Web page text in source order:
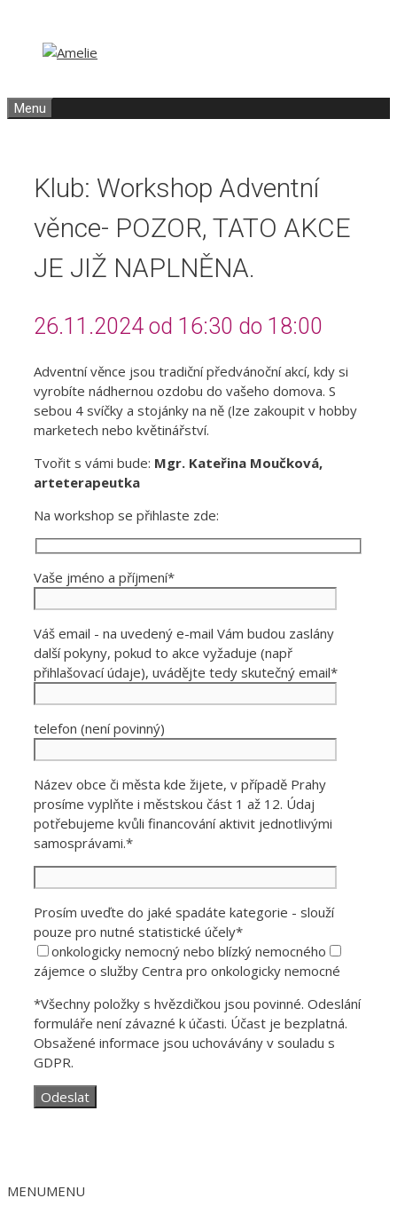
obsah
obsah
Menu
Klub: Workshop Adventní
věnce- POZOR, TATO AKCE
JE JIŽ NAPLNĚNA.
26.11.2024 od 16:30 do 18:00
Adventní věnce jsou tradiční předvánoční akcí, kdy si
vyrobíte nádhernou ozdobu do vašeho domova. S
sebou 4 svíčky a stojánky na ně (lze zakoupit v hobby
marketech nebo květinářství.
Tvořit s vámi bude: Mgr. Kateřina Moučková,
arteterapeutka
Na workshop se přihlaste zde:
Vaše jméno a příjmení*
Váš email - na uvedený e-mail Vám budou zaslány
další pokyny, pokud to akce vyžaduje (např
přihlašovací údaje), uvádějte tedy skutečný email*
telefon (není povinný)
Název obce či města kde žijete, v případě Prahy
prosíme vyplňte i městskou část 1 až 12. Údaj
potřebujeme kvůli financování aktivit jednotlivými
samosprávami.*
Prosím uveďte do jaké spadáte kategorie - slouží
pouze pro nutné statistické účely*
onkologicky nemocný nebo blízký nemocného
zájemce o služby Centra pro onkologicky nemocné
*Všechny položky s hvězdičkou jsou povinné. Odeslání
formuláře není závazné k účasti. Účast je bezplatná.
Obsažené informace jsou uchovávány v souladu s
GDPR.
MENUMENU